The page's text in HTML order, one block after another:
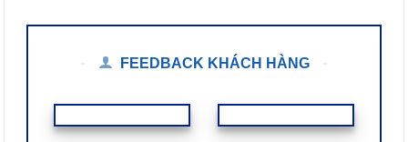
FEEDBACK KHÁCH HÀNG